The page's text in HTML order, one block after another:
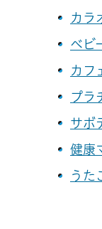
カラ
ベビ
カフ
プラ
サボ
健康
うた